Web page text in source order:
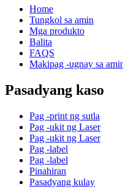
Home
Tungkol sa amin
Mga produkto
Balita
FAQS
Makipag -ugnay sa
Pasadyang kaso
Pag -print ng sutla
Pag -ukit ng Laser
Pag -ukit ng Laser
Pag -label
Pag -label
Pinahiran
Pasadyang kulay